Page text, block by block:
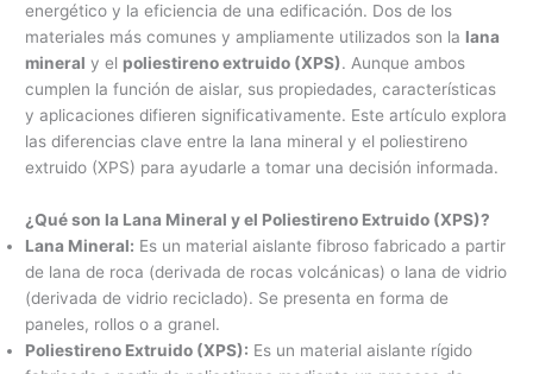
energético y la eficiencia de una edificación. Dos de los
materiales más comunes y ampliamente utilizados son la lana
mineral y el poliestireno extruido (XPS). Aunque ambos
cumplen la función de aislar, sus propiedades, características
y aplicaciones difieren significativamente. Este artículo explora
las diferencias clave entre la lana mineral y el poliestireno
extruido (XPS) para ayudarle a tomar una decisión informada.
¿Qué son la Lana Mineral y el Poliestireno Extruido (XPS)?
Lana Mineral: Es un material aislante fibroso fabricado a partir
de lana de roca (derivada de rocas volcánicas) o lana de vidrio
(derivada de vidrio reciclado). Se presenta en forma de
paneles, rollos o a granel.
Poliestireno Extruido (XPS): Es un material aislante rígido